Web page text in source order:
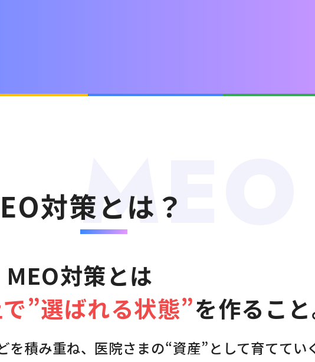
MEO
対策とは？
MEO対策とは
”選ばれる状態”を作ること
積み重ね、医院さまの“資産”として育ててい